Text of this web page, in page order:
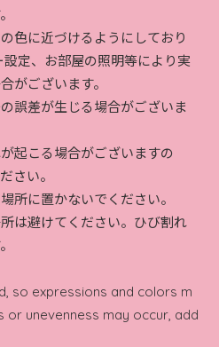
色に近づけるようにしており
定、お部屋の照明等により実
がございます。
誤差が生じる場合がございま
起こる場合がございますの
さい。
所に置かないでください。
は避けてください。ひび割れ
so expressions and colors m
or unevenness may occur, add